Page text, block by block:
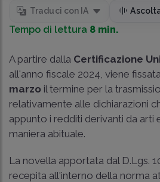
Traduci con IA
Tempo di lettura 8 min.
A partire dalla Certificazione
all'anno fiscale 2024, viene
marzo il termine per la
relativamente alle dichiarazioni
appunto i redditi derivanti da arti
maniera abituale.
La novella apportata dal D.Lgs.
recepita all'interno della norma